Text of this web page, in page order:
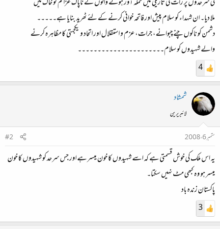
کی سرحدوں پر رات کی تاریکی میں حملہ آور ہونے والوں کے ناپاک عزائم کو خاک میں
ملا دیا۔ ان شہداء کو سلام پیش اور فاتحہ خوانی کرنے کے لئے ٹھرید بنایا ہے۔۔۔۔۔
دشمن کو ناکوں چنے چبوانے، جرات، عزم و استقلال اور اتحاد و یکجہتی کا مظاہرہ کرنے
والے شہیدوں کو سلام۔۔۔۔۔۔۔۔۔۔۔۔۔۔۔۔۔۔۔۔۔۔
4
شمشاد
لائبریرین
ستمبر 6، 2008
#2
یہ اس ملک کی خوش قسمتی ہے کہ اسے شہیدوں کا خون میسر ہے اور جس سرحد کو شہیدوں کا خون
میسر ہو وہ کبھی مٹ نہیں سکتا۔
پاکستان زندہ باد
3